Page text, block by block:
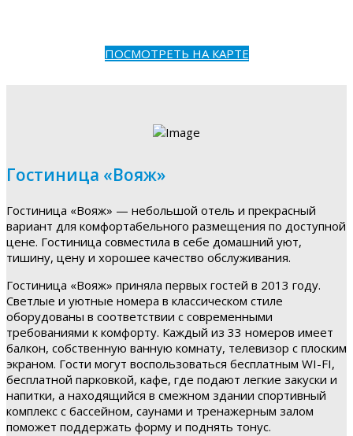
ПОСМОТРЕТЬ НА КАРТЕ
Гостиница «Вояж»
Гостиница «Вояж» — небольшой отель и прекрасный
вариант для комфортабельного размещения по доступной
цене. Гостиница совместила в себе домашний уют,
тишину, цену и хорошее качество обслуживания.
Гостиница «Вояж» приняла первых гостей в 2013 году.
Светлые и уютные номера в классическом стиле
оборудованы в соответствии с современными
требованиями к комфорту. Каждый из 33 номеров имеет
балкон, собственную ванную комнату, телевизор с плоским
экраном. Гости могут воспользоваться бесплатным WI-FI,
бесплатной парковкой, кафе, где подают легкие закуски и
напитки, а находящийся в смежном здании спортивный
комплекс с бассейном, саунами и тренажерным залом
поможет поддержать форму и поднять тонус.